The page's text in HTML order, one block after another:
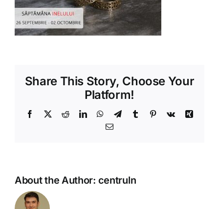
Shop
Tratamente naturale
Share This Story, Choose Your
Platform!
Facebook
X RedditLinkedInWhatsApp
TelegramTumblr Pinterest
Vk
Xing
Email
About the Author: centruln